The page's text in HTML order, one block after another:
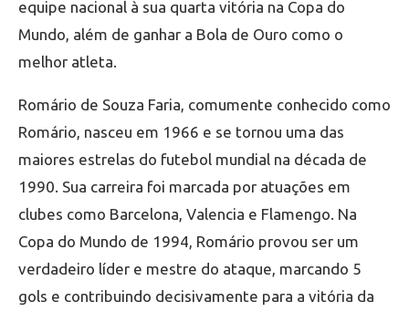
equipe nacional à sua quarta vitória na Copa do
Mundo, além de ganhar a Bola de Ouro como o
melhor atleta.
Romário de Souza Faria, comumente conhecido como
Romário, nasceu em 1966 e se tornou uma das
maiores estrelas do futebol mundial na década de
1990. Sua carreira foi marcada por atuações em
clubes como Barcelona, Valencia e Flamengo. Na
Copa do Mundo de 1994, Romário provou ser um
verdadeiro líder e mestre do ataque, marcando 5
gols e contribuindo decisivamente para a vitória da